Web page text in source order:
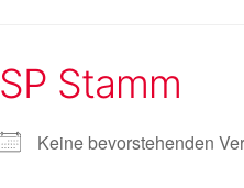
SP Stamm
Keine bevorstehenden